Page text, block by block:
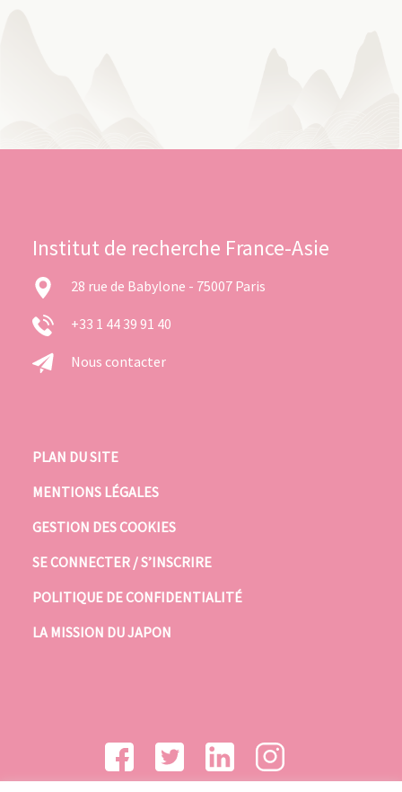
Institut de recherche France-Asie
28 rue de Babylone - 75007 Paris
+33 1 44 39 91 40
Nous contacter
PLAN DU SITE
MENTIONS LÉGALES
GESTION DES COOKIES
SE CONNECTER / S’INSCRIRE
POLITIQUE DE CONFIDENTIALITÉ
LA MISSION DU JAPON